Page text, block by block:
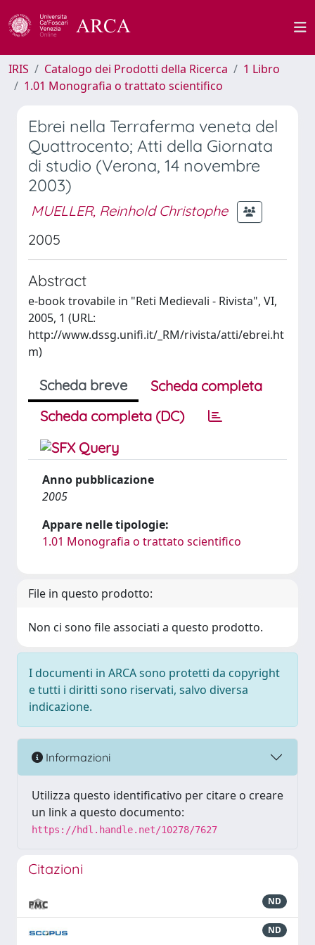
IRIS Catalogo dei Prodotti della Ricerca
1 Libro
1.01 Monografia o trattato scientifico
Ebrei nella Terraferma veneta del
Quattrocento; Atti della Giornata
di studio (Verona, 14 novembre
2003)
MUELLER, Reinhold Christophe
2005
Abstract
e-book trovabile in "Reti Medievali - Rivista", VI,
2005, 1 (URL:
http://www.dssg.unifi.it/_RM/rivista/atti/ebrei.ht
m)
Scheda breve
Scheda completa
Scheda completa (DC)
Anno pubblicazione
2005
Appare nelle tipologie:
1.01 Monografia o trattato scientifico
File in questo prodotto:
Non ci sono file associati a questo prodotto.
I documenti in ARCA sono protetti da copyright
e tutti i diritti sono riservati, salvo diversa
indicazione.
Informazioni
Utilizza questo identificativo per citare o creare
un link a questo documento:
https://hdl.handle.net/10278/7627
Citazioni
ND
ND